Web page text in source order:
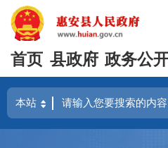
首页 县政府 政务公